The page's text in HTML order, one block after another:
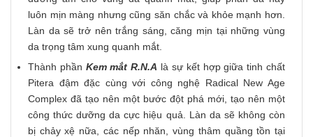
luôn mịn màng nhưng cũng săn chắc và khỏe mạnh hơn.
Làn da sẽ trở nên trắng sáng, căng mịn tại những vùng
da trọng tâm xung quanh mắt.
Thành phần Kem mắt R.N.A là sự kết hợp giữa tinh chất
Pitera đậm đặc cùng với công nghệ Radical New Age
Complex đã tạo nên một bước đột phá mới, tạo nên một
công thức dưỡng da cực hiệu quả. Làn da sẽ không còn
bị chảy xệ nữa, các nếp nhăn, vùng thâm quầng tồn tại